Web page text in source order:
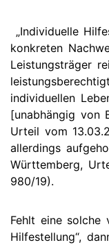
„Individuelle
konkreten
Leistungsträger
individuellen
[unabhängig von
Urteil vom
allerdings
Württemberg,
980/19).
Fehlt eine solche
Hilfestellung“,